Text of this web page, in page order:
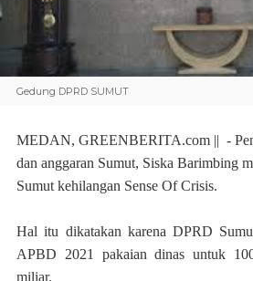
Gedung DPRD SUMUT
MEDAN, GREENBERITA.com || -
dan anggaran Sumut, Siska Barimbing
Sumut kehilangan Sense Of Crisis.
Hal itu dikatakan karena DPRD
APBD 2021 pakaian dinas untuk
miliar.